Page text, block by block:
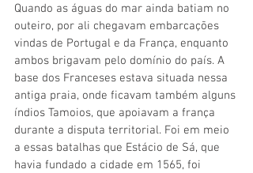
Quando as águas do mar ainda batiam no
outeiro, por ali chegavam embarcações
vindas de Portugal e da França, enquanto
ambos brigavam pelo domínio do país. A
base dos Franceses estava situada nessa
antiga praia, onde ficavam também alguns
índios Tamoios, que apoiavam a frança
durante a disputa territorial. Foi em meio
a essas batalhas que Estácio de Sá, que
havia fundado a cidade em 1565, foi